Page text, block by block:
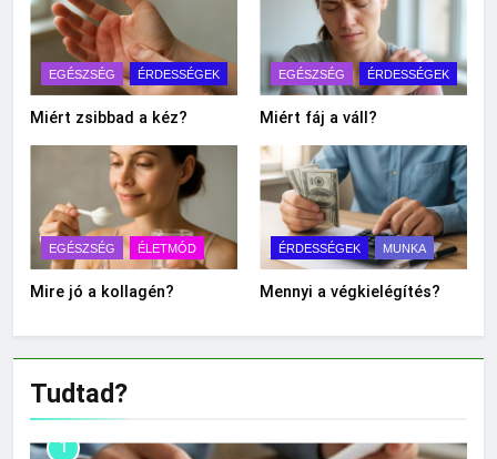
EGÉSZSÉG ÉRDESSÉGEK
Miért zsibbad a kéz?
EGÉSZSÉG ÉRDESSÉGEK
Miért fáj a váll?
EGÉSZSÉG ÉLETMÓD
Mire jó a kollagén?
ÉRDESSÉGEK MUNKA
Mennyi a végkielégítés?
Tudtad?
1